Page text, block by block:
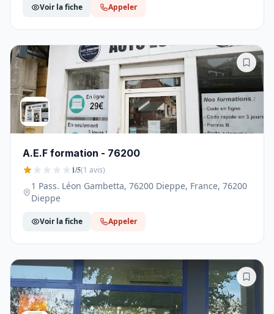
Voir la fiche Appeler
A.E.F formation - 76200
1/5(1 avis)
1 Pass. Léon Gambetta, 76200 Dieppe, France, 76200
Dieppe
Voir la fiche Appeler